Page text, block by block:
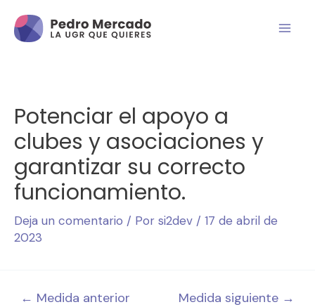
Potenciar el apoyo a
clubes y asociaciones y
garantizar su correcto
funcionamiento.
Deja un comentario / Por si2dev / 17 de abril de
2023
← Medida anterior Medida siguiente →